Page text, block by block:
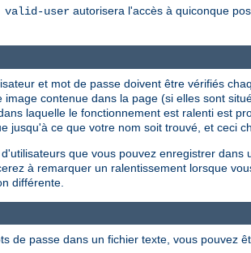
valid-user autorisera l'accès à quiconque
et mot de passe doivent être vérifiés
contenue dans la page (si elles sont
laquelle le fonctionnement est ralenti est
ce que votre nom soit trouvé, et ceci
que vous pouvez enregistrer dans
à remarquer un ralentissement lorsque
différente.
de passe dans un fichier texte, vous pouvez